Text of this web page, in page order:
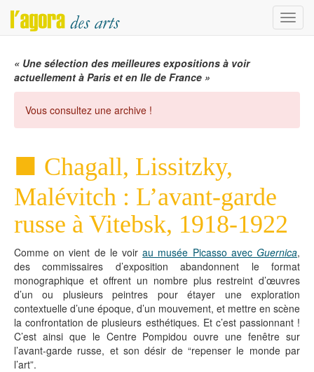
Menu
« Une sélection des meilleures expositions à voir
actuellement à Paris et en Ile de France »
Vous consultez une archive !
Chagall, Lissitzky,
Malévitch : L’avant-garde
russe à Vitebsk, 1918-1922
Comme on vient de le voirau musée Picasso avecGuernica,
des commissaires d’exposition abandonnent le format
monographique et offrent un nombre plus restreint d’œuvres
d’un ou plusieurs peintres pour étayer une exploration
contextuelle d’une époque, d’un mouvement, et mettre en scène
la confrontation de plusieurs esthétiques. Et c’est passionnant !
C’est ainsi que le Centre Pompidou ouvre une fenêtre sur
l’avant-garde russe, et son désir de “repenser le monde par
l’art”.